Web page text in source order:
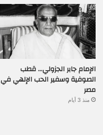
الإمام جابر الجزولي… قطب
الصوفية وسفير الحب الإلهي في
مصر
منذ 3 أيام